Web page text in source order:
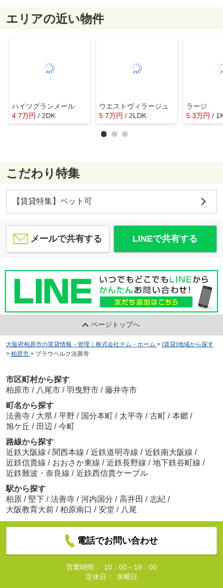
エリアの近い物件
ハイツグランメール
4.7万円 / 2DK
ウエストヴィラージュ
5.7万円 / 2LDK
ラージ
5.3万円 /
こだわり特集
【賃貸特集】ペット可
メールで共有する LINEで共有する
ページトップへ
大阪府柏原市の賃貸情報・管理｜株式会社テム・ホーム > (賃貸)地域から探す
> 柏原市 > ブラウベルク法善寺
市区町村から探す
柏原市 / 八尾市 / 羽曳野市 / 藤井寺市
町名から探す
法善寺 / 大県 / 平野 / 国分本町 / 太平寺 / 古町 / 本郷 /
旭ケ丘 / 田辺 / 今町
路線から探す
近鉄大阪線 / 関西本線 / 近鉄道明寺線 / 近鉄南大阪線 /
近鉄信貴線 / おおさか東線 / 近鉄長野線 / 地下鉄谷町線 /
近鉄難波・奈良線 / 近鉄西信貴ケーブル
駅から探す
柏原 / 堅下 / 法善寺 / 河内国分 / 高井田 / 志紀 /
大阪教育大前 / 柏原南口 / 安堂 / 八尾
電話でお問い合わせ
営業時間：
10：00～19：00
定休日：
水曜日